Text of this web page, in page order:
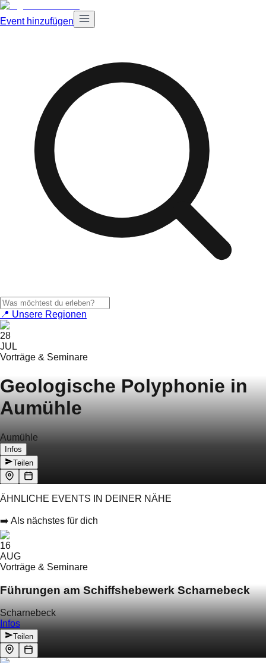
Event hinzufügen
📍 Unsere Regionen
28
JUL
Vorträge & Seminare
Geologische Polyphonie in
Aumühle
Aumühle
Infos
Teilen
ÄHNLICHE EVENTS IN DEINER NÄHE
➡️ Als nächstes für dich
16
AUG
Vorträge & Seminare
Führungen am Schiffshebewerk Scharnebeck
Scharnebeck
Infos
Teilen